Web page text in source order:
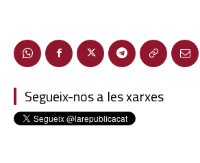
Segueix-nos a les xarxes